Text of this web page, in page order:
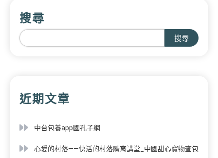
搜尋
搜尋
近期文章
中台包養app國孔子網
心愛的村落——快活的村落體育講堂_中國甜心寶物查包